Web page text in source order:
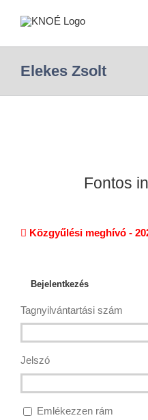
Elekes Zsolt
Fontos
Közgyűlési meghívó -
Bejelentkezés
Tagnyilvántartási szám
Jelszó
Emlékezzen rám